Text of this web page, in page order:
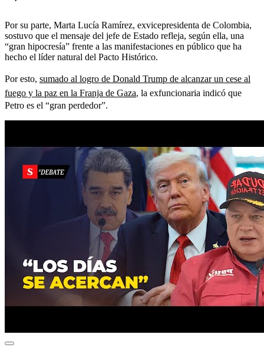
Por su parte, Marta Lucía Ramírez, exvicepresidenta de Colombia,
sostuvo que el mensaje del jefe de Estado refleja, según ella, una
“gran hipocresía” frente a las manifestaciones en público que ha
hecho el líder natural del Pacto Histórico.
Por esto, sumado al logro de Donald Trump de alcanzar un cese al
fuego y la paz en la Franja de Gaza, la exfuncionaria indicó que
Petro es el “gran perdedor”.